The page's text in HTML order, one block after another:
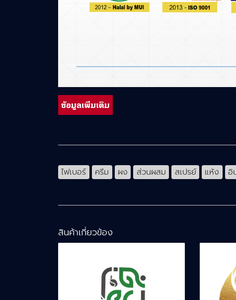
ไฟเบอร์ ครีม ผง ส่วนผสม สเปรย์ แห้ง อิ
สินค้าเกี่ยวข้อง